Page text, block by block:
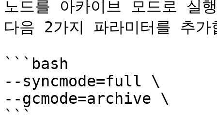
노드를 아카이브 모드로
다음 2가지 파라미터를 추가
```bash
--syncmode=full \
--gcmode=archive \
```